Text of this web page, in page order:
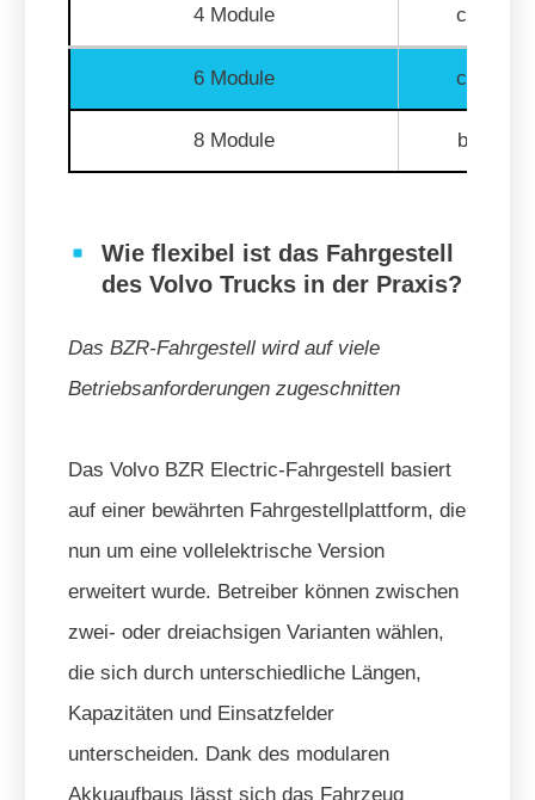
4 Module ca. 360
6 Module ca. 540
8 Module bis 720
Wie flexibel ist das Fahrgestell
des Volvo Trucks in der Praxis?
Das BZR-Fahrgestell wird auf viele
Betriebsanforderungen zugeschnitten
Das Volvo BZR Electric-Fahrgestell basiert
auf einer bewährten Fahrgestellplattform, die
nun um eine vollelektrische Version
erweitert wurde. Betreiber können zwischen
zwei- oder dreiachsigen Varianten wählen,
die sich durch unterschiedliche Längen,
Kapazitäten und Einsatzfelder
unterscheiden. Dank des modularen
Akkuaufbaus lässt sich das Fahrzeug